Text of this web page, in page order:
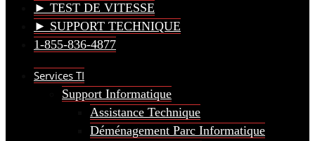
► TEST DE VITESSE
► SUPPORT TECHNIQUE
1-855-836-4877
Services TI
Support Informatique
Assistance Technique
Déménagement Parc Informatique